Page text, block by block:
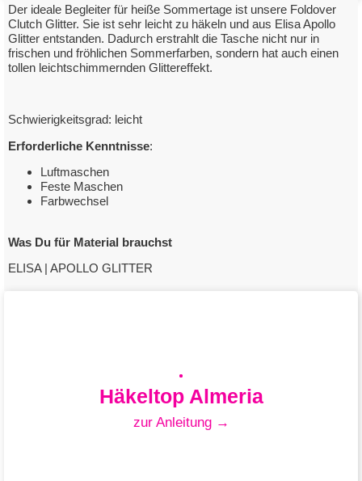
Foldover Clutch Glitter
Der ideale Begleiter für heiße Sommertage ist unsere Foldover
Clutch Glitter. Sie ist sehr leicht zu häkeln und aus Elisa Apollo
Glitter entstanden. Dadurch erstrahlt die Tasche nicht nur in
frischen und fröhlichen Sommerfarben, sondern hat auch einen
tollen leichtschimmernden Glittereffekt.
Schwierigkeitsgrad: leicht
Erforderliche Kenntnisse:
Luftmaschen
Feste Maschen
Farbwechsel
Was Du für Material brauchst
ELISA | APOLLO GLITTER
Häkeltop Almeria
zur Anleitung →